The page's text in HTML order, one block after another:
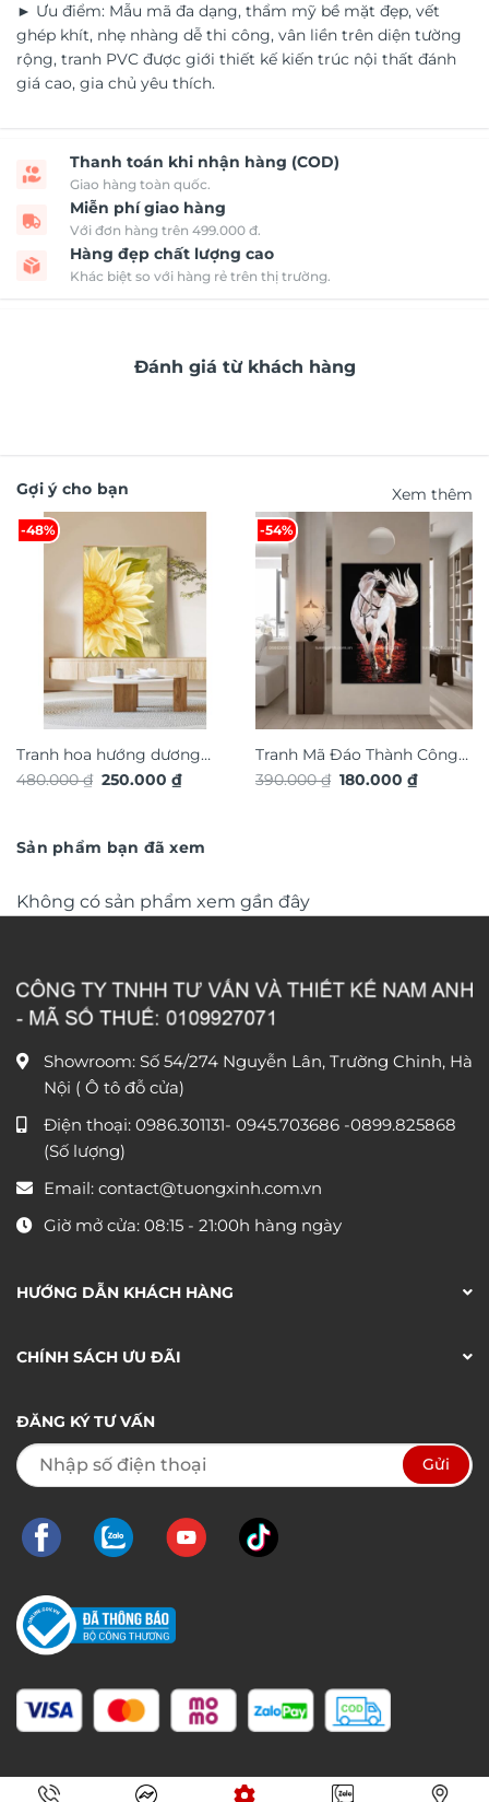
► Ưu điểm: Mẫu mã đa dạng, thẩm mỹ bề mặt đẹp, vết
ghép khít, nhẹ nhàng dễ thi công, vân liền trên diện tường
rộng, tranh PVC được giới thiết kế kiến trúc nội thất đánh
giá cao, gia chủ yêu thích.
Thanh toán khi nhận hàng (COD)
Giao hàng toàn quốc.
Miễn phí giao hàng
Với đơn hàng trên 499.000 đ.
Hàng đẹp chất lượng cao
Khác biệt so với hàng rẻ trên thị trường.
Đánh giá từ khách hàng
Gợi ý cho bạn Xem thêm
-48%
Tranh hoa hướng dương
nghệ thuật TG4922S
480.000₫ Giá
250.000₫Giá
-54%
Tranh Mã Đáo Thành Công
TG4924S
390.000₫ Giá
180.000₫Giá
Sản phẩm bạn đã xem
Không có sản phẩm xem gần đây
Showroom: Số 54/274 Nguyễn Lân, Trường Chinh, Hà
Nội ( Ô tô đỗ cửa)
Điện thoại: 0986.301131- 0945.703686 -0899.825868
(Số lượng)
Email: contact@tuongxinh.com.vn
Giờ mở cửa: 08:15 - 21:00h hàng ngày
HƯỚNG DẪN KHÁCH HÀNG
CHÍNH SÁCH ƯU ĐÃI
ĐĂNG KÝ TƯ VẤN